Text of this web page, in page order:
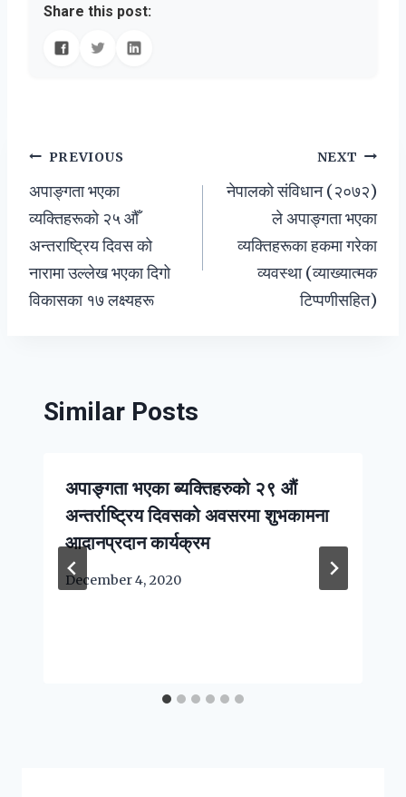
Share this post:
Post
navigation
PREVIOUS
अपाङ्गता भएका
व्यक्तिहरूको २५ औँ
अन्तराष्ट्रिय दिवस को
नारामा उल्लेख भएका दिगो
विकासका १७ लक्ष्यहरू
NEXT
नेपालको संविधान (२०७२)
ले अपाङ्गता भएका
व्यक्तिहरूका हकमा गरेका
व्यवस्था (व्याख्यात्मक
टिप्पणीसहित)
Similar Posts
अपाङ्गता भएका ब्यक्तिहरुको २९ औं
अन्तर्राष्ट्रिय दिवसको अवसरमा शुभकामना
आदानप्रदान कार्यक्रम
December 4, 2020